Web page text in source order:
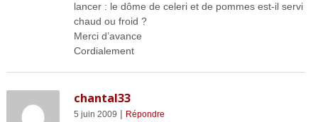
lancer : le dôme de celeri et de pommes est-il servi
chaud ou froid ?
Merci d’avance
Cordialement
chantal33
5 juin 2009 | Répondre